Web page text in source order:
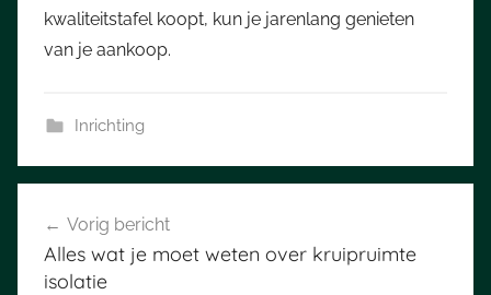
kwaliteitstafel koopt, kun je jarenlang genieten
van je aankoop.
Inrichting
navigatie
Vorig bericht
Alles wat je moet weten over kruipruimte
isolatie